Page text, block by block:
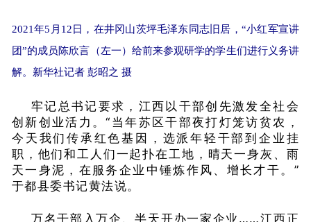
2021年5月12日，在井冈山茨坪毛泽东同志旧居，“小红军宣讲
团”的成员陈欣言（左一）给前来参观研学的学生们进行义务讲
解。新华社记者 彭昭之 摄
牢记总书记要求，江西以干部创先激发全社会
创新创业活力。“当年苏区干部夜打灯笼访贫农，
今天我们传承红色基因，选派年轻干部到企业挂
职，他们和工人们一起扑在工地，晴天一身灰、雨
天一身泥，在服务企业中锤炼作风、增长才干。”
于都县委书记黄法说。
万名干部入万企、半天开办一家企业……江西正